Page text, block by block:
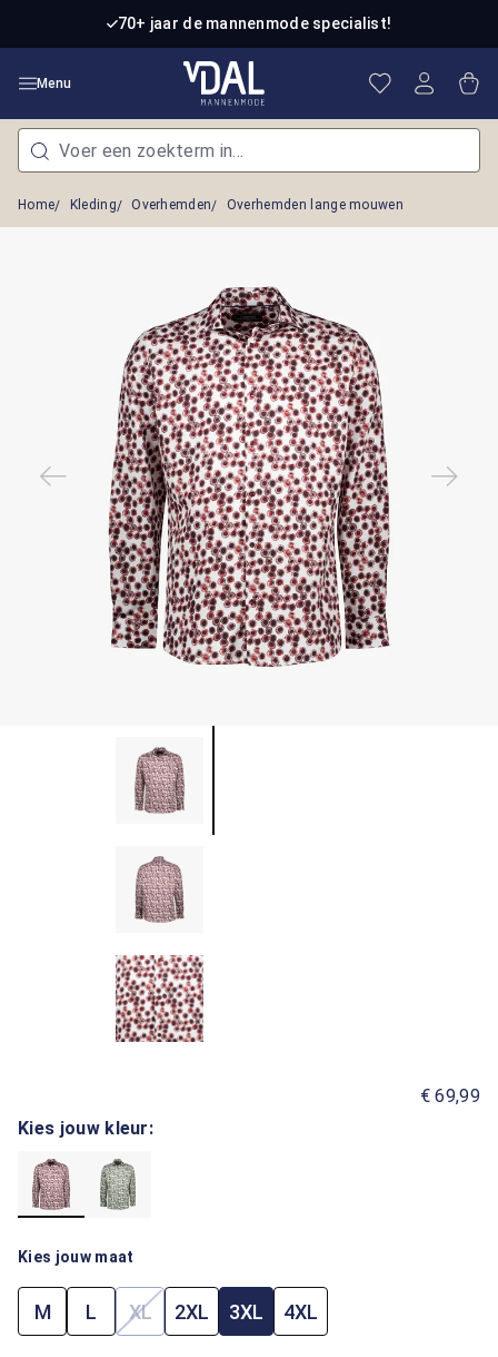
Ga naar de hoofdinhoud70+ jaar de mannenmode specialist!
Menu Je hebt 0
Home Kleding Overhemden Overhemden lange mouwen
€ 69,99
Kies jouw kleur:
Kies jouw maat
M L XL(Deze optie is momenteel niet beschikbaar.)
2XL 3XL 4XL